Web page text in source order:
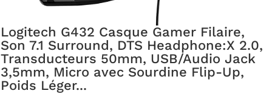
Logitech G432 Casque Gamer Filaire,
Son 7.1 Surround, DTS Headphone:X 2.0,
Transducteurs 50mm, USB/Audio Jack
3,5mm, Micro avec Sourdine Flip-Up,
Poids Léger...